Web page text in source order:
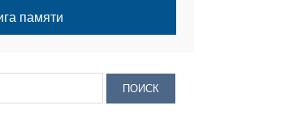
памяти